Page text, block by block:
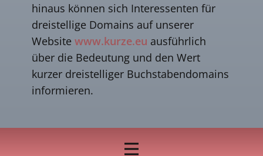
hinaus können sich Interessenten für
dreistellige Domains auf unserer
Website www.kurze.eu ausführlich
über die Bedeutung und den Wert
kurzer dreistelliger Buchstabendomains
informieren.